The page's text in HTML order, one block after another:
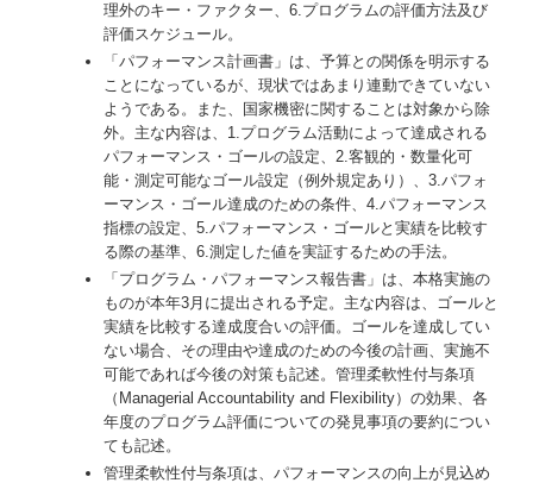
理外のキー・ファクター、6.プログラムの評価方法及び
評価スケジュール。
「パフォーマンス計画書」は、予算との関係を明示する
ことになっているが、現状ではあまり連動できていない
ようである。また、国家機密に関することは対象から除
外。主な内容は、1.プログラム活動によって達成される
パフォーマンス・ゴールの設定、2.客観的・数量化可
能・測定可能なゴール設定（例外規定あり）、3.パフォ
ーマンス・ゴール達成のための条件、4.パフォーマンス
指標の設定、5.パフォーマンス・ゴールと実績を比較す
る際の基準、6.測定した値を実証するための手法。
「プログラム・パフォーマンス報告書」は、本格実施の
ものが本年3月に提出される予定。主な内容は、ゴールと
実績を比較する達成度合いの評価。ゴールを達成してい
ない場合、その理由や達成のための今後の計画、実施不
可能であれば今後の対策も記述。管理柔軟性付与条項
（Managerial Accountability and Flexibility）の効果、各
年度のプログラム評価についての発見事項の要約につい
ても記述。
管理柔軟性付与条項は、パフォーマンスの向上が見込め